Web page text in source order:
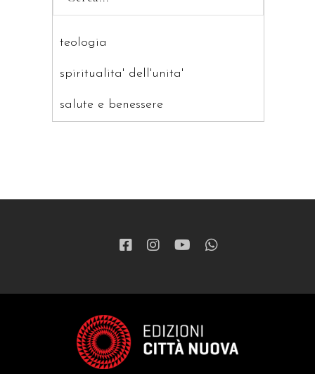
teologia
spiritualita' dell'unita'
salute e benessere
patristica
grandi opere
formazione cristiana e liturgia
catalogo storico